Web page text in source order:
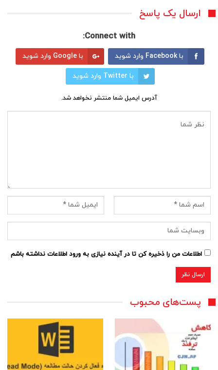
ارسال یک پاسخ
Connect with:
با Facebook وارد شوید با Google وارد شوید
با Twitter وارد شوید
آدرس ایمیل شما منتشر نخواهد شد.
اطلاعات من را ذخیره کن تا در آینده نیازی به ورود اطلاعات نداشته باشم
پست‌های محبوب